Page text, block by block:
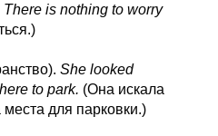
There is nothing to worry
She looked
to park. (Она искала
для парковки.)